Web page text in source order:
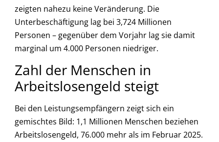
zeigten nahezu keine Veränderung. Die
Unterbeschäftigung lag bei 3,724 Millionen
Personen – gegenüber dem Vorjahr lag sie damit
marginal um 4.000 Personen niedriger.
Zahl der Menschen in
Arbeitslosengeld steigt
Bei den Leistungsempfängern zeigt sich ein
gemischtes Bild: 1,1 Millionen Menschen beziehen
Arbeitslosengeld, 76.000 mehr als im Februar 2025.